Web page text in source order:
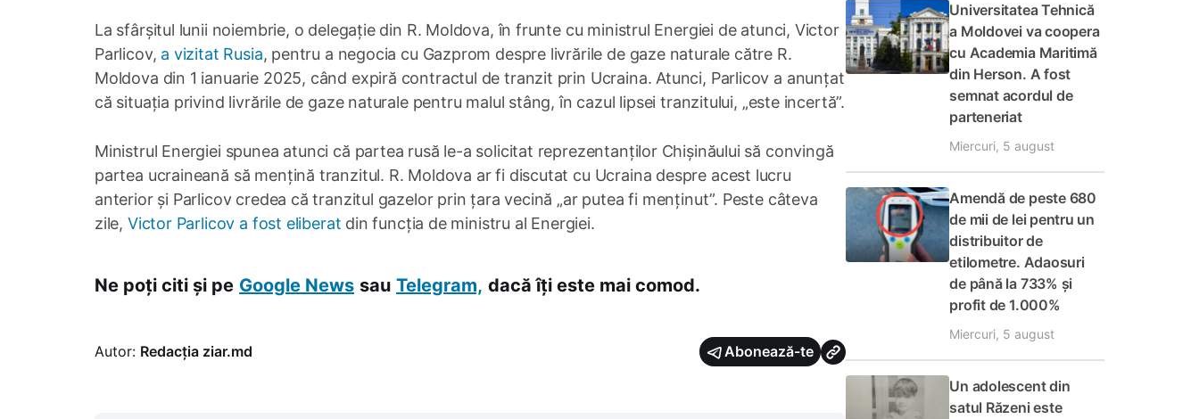
La sfârșitul lunii noiembrie, o delegație din R. Moldova, în frunte cu ministrul Energiei de atunci, Victor
Parlicov, a vizitat Rusia, pentru a negocia cu Gazprom despre livrările de gaze naturale către R.
Moldova din 1 ianuarie 2025, când expiră contractul de tranzit prin Ucraina. Atunci, Parlicov a anunțat
că situația privind livrările de gaze naturale pentru malul stâng, în cazul lipsei tranzitului, „este incertă”.
Ministrul Energiei spunea atunci că partea rusă le-a solicitat reprezentanților Chișinăului să convingă
partea ucraineană să mențină tranzitul. R. Moldova ar fi discutat cu Ucraina despre acest lucru
anterior și Parlicov credea că tranzitul gazelor prin țara vecină „ar putea fi menținut”. Peste câteva
zile, Victor Parlicov a fost eliberat din funcția de ministru al Energiei.
Ne poți citi și pe Google News sau Telegram, dacă îți este mai comod.
Autor: Redacția ziar.md Abonează-te
Universitatea Tehnică
a Moldovei va coopera
cu Academia Maritimă
din Herson. A fost
semnat acordul de
parteneriat
Miercuri, 5 august
Amendă de peste 680
de mii de lei pentru un
distribuitor de
etilometre. Adaosuri
de până la 733% și
profit de 1.000%
Miercuri, 5 august
Un adolescent din
satul Răzeni este